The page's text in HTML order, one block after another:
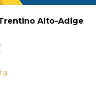
Alto-Adige